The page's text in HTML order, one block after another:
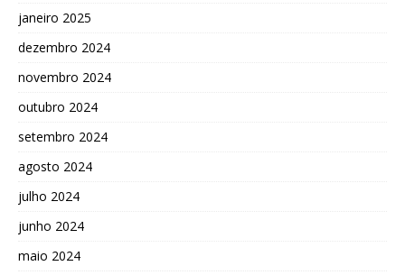
janeiro 2025
dezembro 2024
novembro 2024
outubro 2024
setembro 2024
agosto 2024
julho 2024
junho 2024
maio 2024